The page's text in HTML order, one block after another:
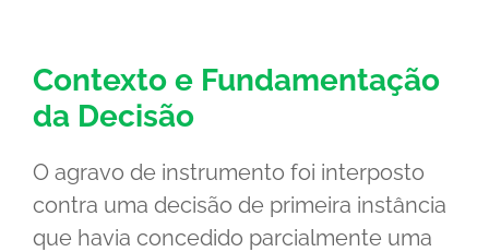
Contexto e Fundamentação
da Decisão
O agravo de instrumento foi interposto
contra uma decisão de primeira instância
que havia concedido parcialmente uma